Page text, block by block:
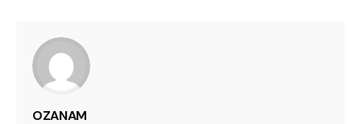
OZANAM